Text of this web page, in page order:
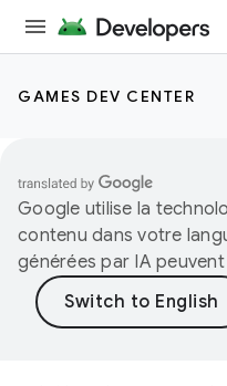
GAMES DEV CENTER
Google utilise la
contenu dans votre
générées par IA